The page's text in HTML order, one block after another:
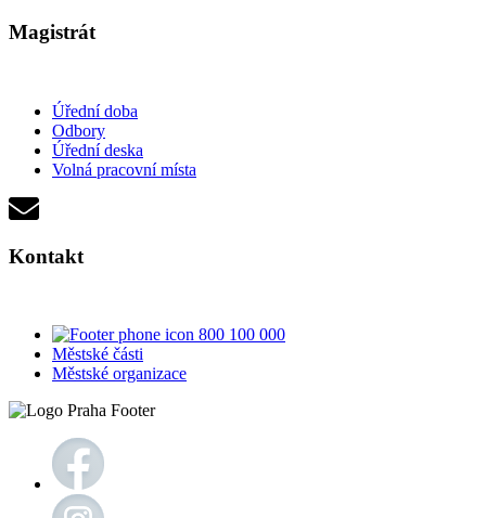
Magistrát
Úřední doba
Odbory
Úřední deska
Volná pracovní místa
Kontakt
800 100 000
Městské části
Městské organizace